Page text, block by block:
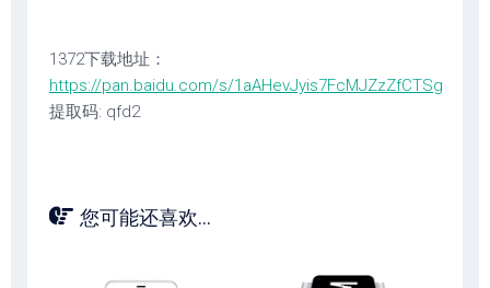
1372下载地址：
https://pan.baidu.com/s/1aAHevJyis7FcMJZzZfCTSg
提取码: qfd2
您可能还喜欢...